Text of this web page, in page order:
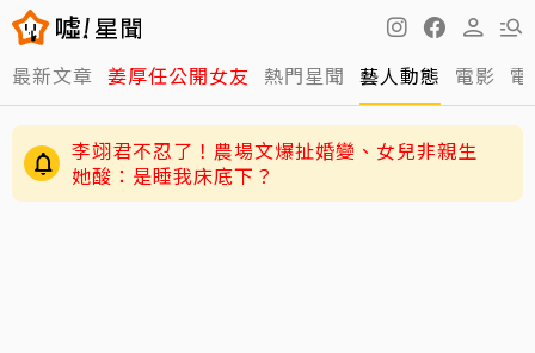
最新文章 姜厚任公開女友 熱門星聞 藝人動態 電影
李翊君不忍了！農場文爆扯婚變、女兒非親生
她酸：是睡我床底下？